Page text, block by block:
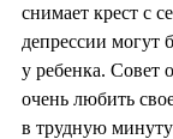
снимает крест с
депрессии могут
у ребенка. Совет
очень любить
в трудную минуту